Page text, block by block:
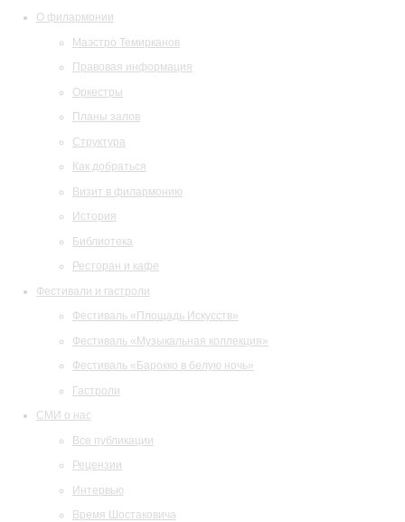
О филармонии
Маэстро Темирканов
Правовая информация
Оркестры
Планы залов
Структура
Как добраться
Визит в филармонию
История
Библиотека
Ресторан и кафе
Фестивали и гастроли
Фестиваль «Площадь Искусств»
Фестиваль «Музыкальная коллекция»
Фестиваль «Барокко в белую ночь»
Гастроли
СМИ о нас
Все публикации
Рецензии
Интервью
Время Шостаковича